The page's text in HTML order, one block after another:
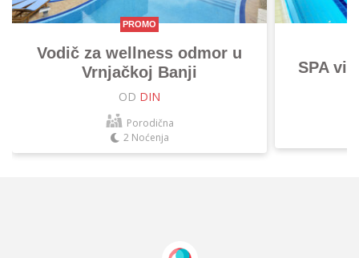
PROMO
Vodič za wellness odmor u
Vrnjačkoj Banji
OD DIN
Porodična
2 Noćenja
SPA